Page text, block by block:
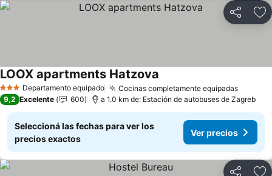
Compartir
3 EstrellasDepartamento equipado Cocinas completamente equipadas
LOOX apartments Hatzova
9,2 Excelente 600 a 1.0 km de: Estación de autobuses de Zagreb
Seleccioná las fechas para ver los
precios exactos
Ver precios